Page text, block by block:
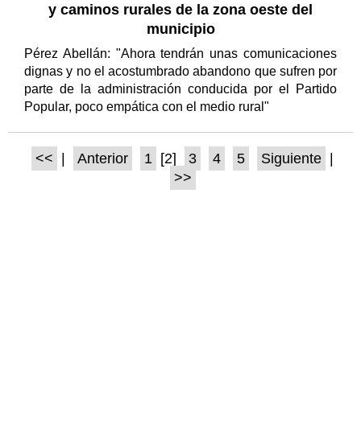
y caminos rurales de la zona oeste del
municipio
Pérez Abellán: "Ahora tendrán unas comunicaciones
dignas y no el acostumbrado abandono que sufren por
parte de la administración conducida por el Partido
Popular, poco empática con el medio rural"
<< Anterior 1 [2] 3 4 5 Siguiente
>>